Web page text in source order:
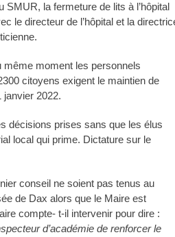
SMUR, la fermeture de lits à l’hôpital
le directeur de l’hôpital et la
même moment les personnels
citoyens exigent le maintien de
janvier 2022.
décisions prises sans que les élus
local qui prime. Dictature sur le
conseil ne soient pas tenus au
de Dax alors que le Maire est
compte- t-il intervenir pour dire :
d’académie de renforcer le